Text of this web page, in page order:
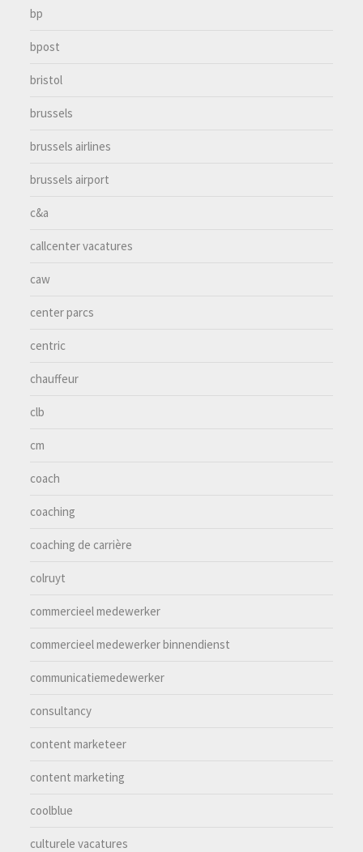
bp
bpost
bristol
brussels
brussels airlines
brussels airport
c&a
callcenter vacatures
caw
center parcs
centric
chauffeur
clb
cm
coach
coaching
coaching de carrière
colruyt
commercieel medewerker
commercieel medewerker binnendienst
communicatiemedewerker
consultancy
content marketeer
content marketing
coolblue
culturele vacatures